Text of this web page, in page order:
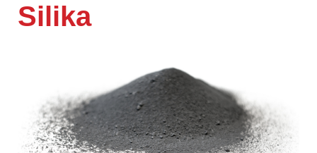
Silika